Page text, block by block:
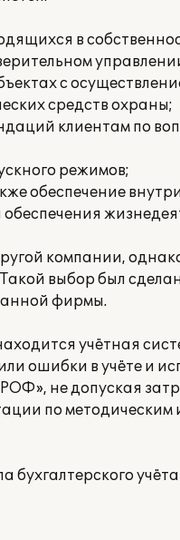
в
с
средств охраны;
клиентам по
режимов;
обеспечение
компании,
выбор был
фирмы.
учётная
ошибки в учёте и
не допуская
по
бухгалтерского